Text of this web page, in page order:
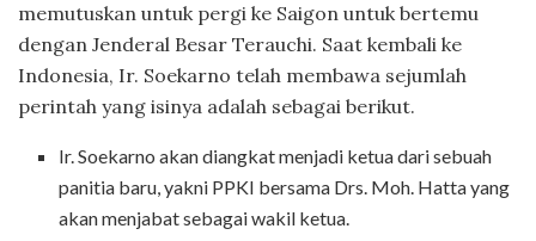
memutuskan untuk pergi ke Saigon untuk bertemu
dengan Jenderal Besar Terauchi. Saat kembali ke
Indonesia, Ir. Soekarno telah membawa sejumlah
perintah yang isinya adalah sebagai berikut.
Ir. Soekarno akan diangkat menjadi ketua dari sebuah
panitia baru, yakni PPKI bersama Drs. Moh. Hatta yang
akan menjabat sebagai wakil ketua.